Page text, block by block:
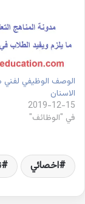
الوصف الوظيفي لفني
الاسنان
2019-12-15
في "الوظائف"
اخصائي